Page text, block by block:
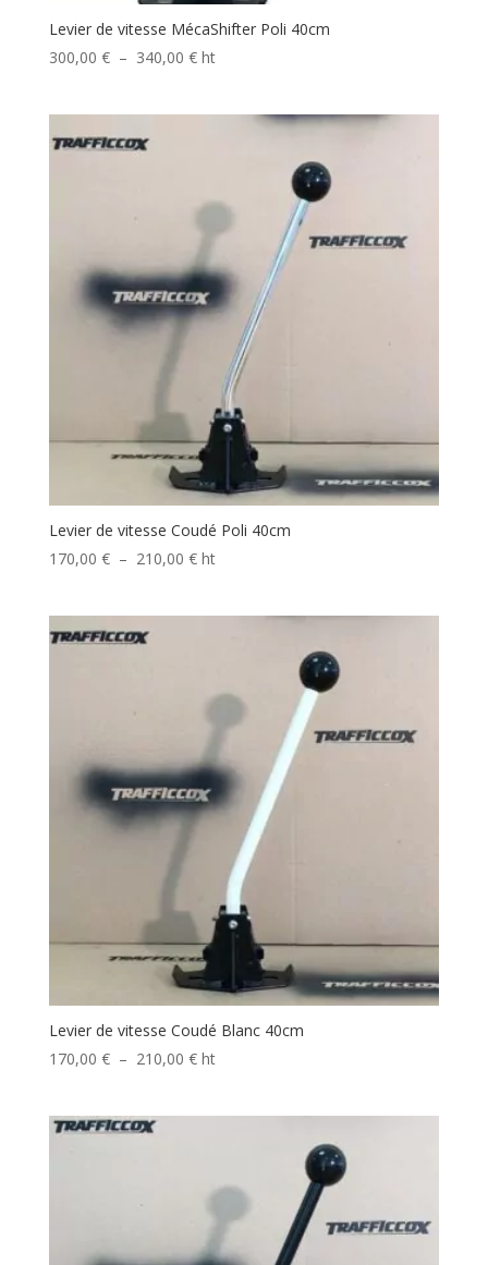
Levier de vitesse MécaShifter Poli 40cm
300,00 € – 340,00 €Plage
ht
Levier de vitesse Coudé Poli 40cm
170,00 € – 210,00 €Plage
ht
Levier de vitesse Coudé Blanc 40cm
170,00 € – 210,00 €Plage
210,00 €
ht